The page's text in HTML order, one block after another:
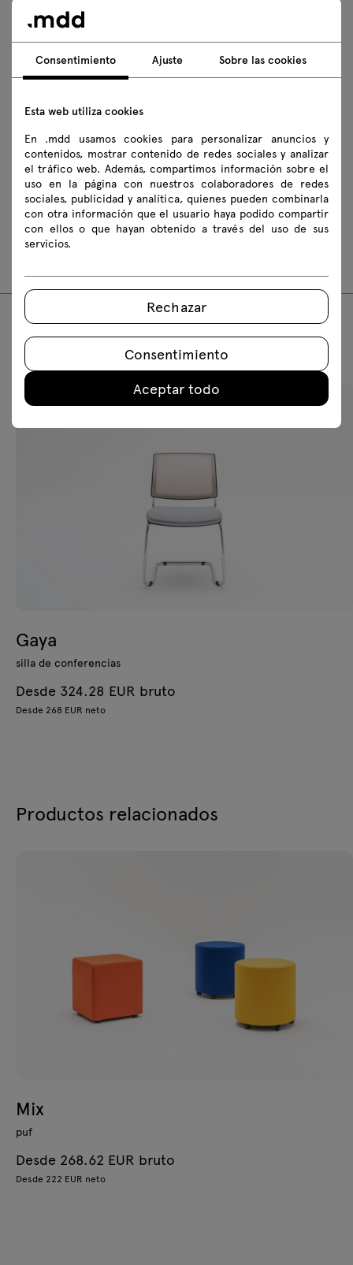
Especificación técnica
Acabados
Descargas
Descargar
Productos recomendados
Gaya
silla de conferencias
Desde 324.28 EUR bruto
Desde 268 EUR neto
Productos relacionados
Mix
puf
Desde 268.62 EUR bruto
Desde 222 EUR neto
Consentimiento Ajuste Sobre las cookies
Esta web utiliza cookies
En .mdd usamos cookies para personalizar anuncios y
contenidos, mostrar contenido de redes sociales y analizar
el tráfico web. Además, compartimos información sobre el
uso en la página con nuestros colaboradores de redes
sociales, publicidad y analítica, quienes pueden combinarla
con otra información que el usuario haya podido compartir
con ellos o que hayan obtenido a través del uso de sus
servicios.
Rechazar
Consentimiento
Aceptar todo